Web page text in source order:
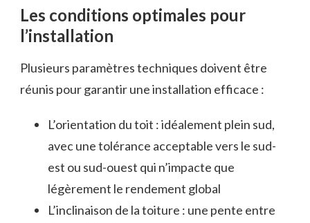
Les conditions optimales pour
l’installation
Plusieurs paramètres techniques doivent être
réunis pour garantir une installation efficace :
L’orientation du toit : idéalement plein sud,
avec une tolérance acceptable vers le sud-
est ou sud-ouest qui n’impacte que
légèrement le rendement global
L’inclinaison de la toiture : une pente entre